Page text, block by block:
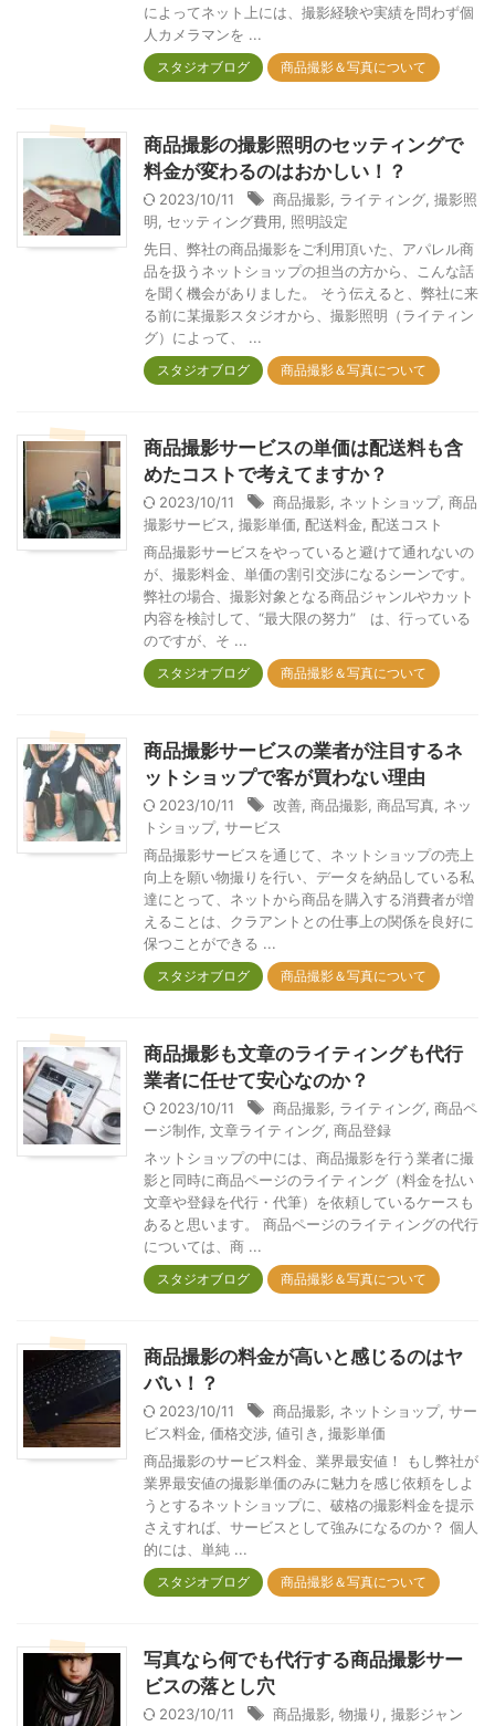
によってネット上には、撮影経験や実績を問わず個
人カメラマンを ...
スタジオブログ 商品撮影＆写真について
商品撮影の撮影照明のセッティングで
料金が変わるのはおかしい！？
2023/10/11 商品撮影 ライティング 撮影照
明
セッティング費用
照明設定
先日、弊社の商品撮影をご利用頂いた、アパレル商
品を扱うネットショップの担当の方から、こんな話
を聞く機会がありました。 そう伝えると、弊社に来
る前に某撮影スタジオから、撮影照明（ライティン
グ）によって、 ...
スタジオブログ 商品撮影＆写真について
商品撮影サービスの単価は配送料も含
めたコストで考えてますか？
2023/10/11 商品撮影 ネットショップ, 商品
撮影サービス
撮影単価 配送料金 配送コスト
商品撮影サービスをやっていると避けて通れないの
が、撮影料金、単価の割引交渉になるシーンです。
弊社の場合、撮影対象となる商品ジャンルやカット
内容を検討して、“最大限の努力” は、行っている
のですが、そ ...
スタジオブログ 商品撮影＆写真について
商品撮影サービスの業者が注目するネ
ットショップで客が買わない理由
2023/10/11 改善 商品撮影 商品写真 ネッ
トショップ, サービス
商品撮影サービスを通じて、ネットショップの売上
向上を願い物撮りを行い、データを納品している私
達にとって、ネットから商品を購入する消費者が増
えることは、クラアントとの仕事上の関係を良好に
保つことができる ...
スタジオブログ 商品撮影＆写真について
商品撮影も文章のライティングも代行
業者に任せて安心なのか？
2023/10/11 商品撮影 ライティング 商品ペ
ージ制作 文章ライティング 商品登録
ネットショップの中には、商品撮影を行う業者に撮
影と同時に商品ページのライティング（料金を払い
文章や登録を代行・代筆）を依頼しているケースも
あると思います。 商品ページのライティングの代行
については、商 ...
スタジオブログ 商品撮影＆写真について
商品撮影の料金が高いと感じるのはヤ
バい！？
2023/10/11 商品撮影 ネットショップ, サー
ビス料金 価格交渉 値引き
撮影単価
商品撮影のサービス料金、業界最安値！ もし弊社が
業界最安値の撮影単価のみに魅力を感じ依頼をしよ
うとするネットショップに、破格の撮影料金を提示
さえすれば、サービスとして強みになるのか？ 個人
的には、単純 ...
スタジオブログ 商品撮影＆写真について
写真なら何でも代行する商品撮影サー
ビスの落とし穴
2023/10/11 商品撮影 物撮り
撮影ジャン